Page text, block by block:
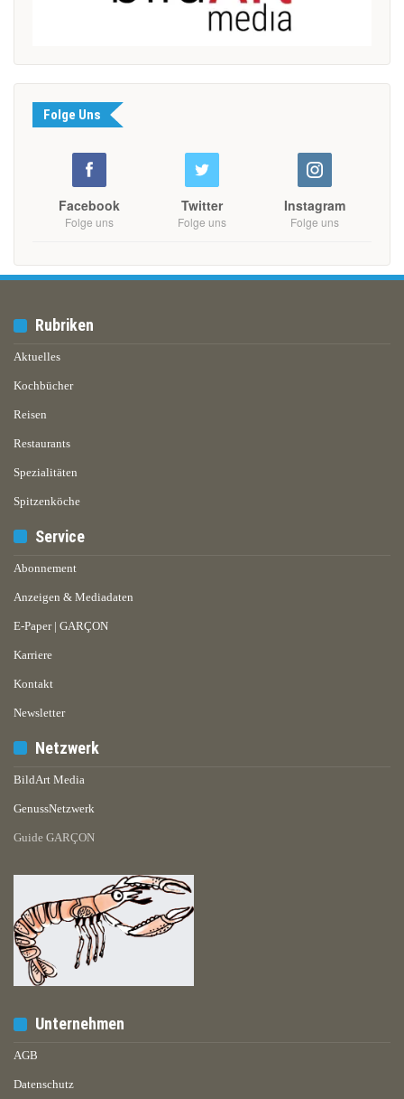
Folge Uns
Facebook
Folge uns
Twitter
Folge uns
Instagram
Folge uns
Rubriken
Aktuelles
Kochbücher
Reisen
Restaurants
Spezialitäten
Spitzenköche
Service
Abonnement
Anzeigen & Mediadaten
E-Paper | GARÇON
Karriere
Kontakt
Newsletter
Netzwerk
BildArt Media
GenussNetzwerk
Guide GARÇON
Unternehmen
AGB
Datenschutz